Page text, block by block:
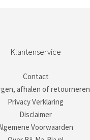
Klantenservice
Contact
afhalen of retourneren
Privacy Verklaring
Disclaimer
Voorwaarden